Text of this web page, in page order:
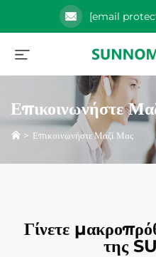
[email
Επικοινωνήστε
> Επικοινωνήστε Μαζί Μας
Γίνετε
της